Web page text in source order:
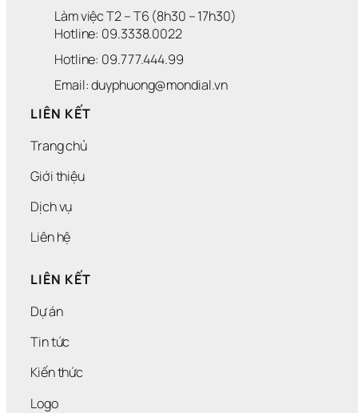
Làm việc T2 – T6 (8h30 – 17h30)
Hotline: 09.3338.0022
Hotline: 09.777.444.99
Email: duyphuong@mondial.vn
LIÊN KẾT
Trang chủ
Giới thiệu
Dịch vụ
Liên hệ
LIÊN KẾT
Dự án
Tin tức
Kiến thức
Logo